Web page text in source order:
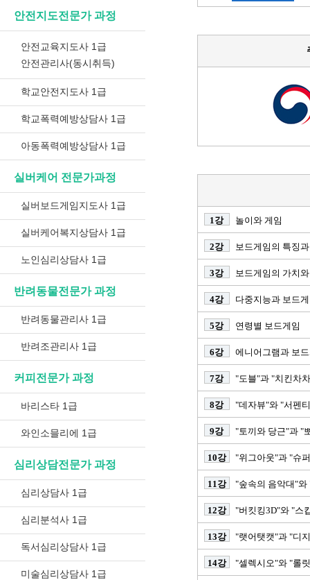
안전지도전문가 과정
안전교육지도사 1급
안전관리사(동시취득)
학교안전지도사 1급
학교폭력예방상담사 1급
아동폭력예방상담사 1급
실버케어 전문가과정
실버보드게임지도사 1급
실버케어복지상담사 1급
노인심리상담사 1급
반려동물전문가 과정
반려동물관리사 1급
반려조관리사 1급
커피전문가 과정
바리스타 1급
와인소믈리에 1급
심리상담전문가 과정
심리상담사 1급
심리분석사 1급
독서심리상담사 1급
미술심리상담사 1급
1강 놀이와 게임
2강 보드게임의 특징
3강 보드게임의 가치
4강 다중지능과 보드
5강 연령별 보드게임
6강 에니어그램과 보
7강 "도블"과 "치킨차
8강 "데자뷰"와 "서펜
9강 "토끼와 당근"과 "
10강 "위그아웃"과 "슈
11강 "숲속의 음악대"와
12강 "버킷킹3D"와 "스
13강 "랫어탯캣"과 "디
14강 "셀렉시오"와 "롤